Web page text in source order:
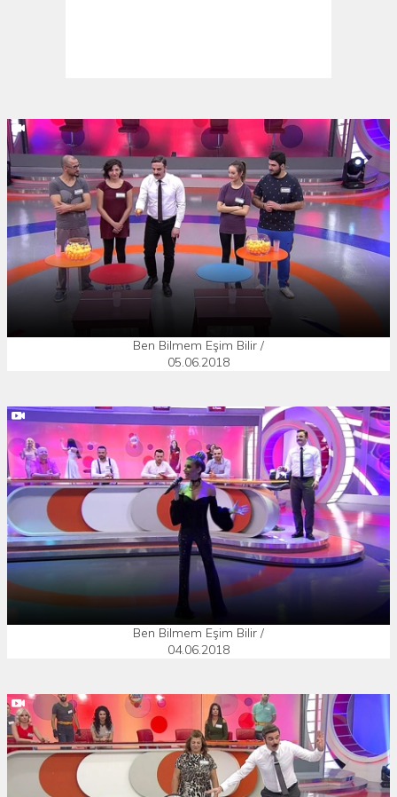
Ben Bilmem Eşim Bilir /
05.06.2018
Ben Bilmem Eşim Bilir /
04.06.2018